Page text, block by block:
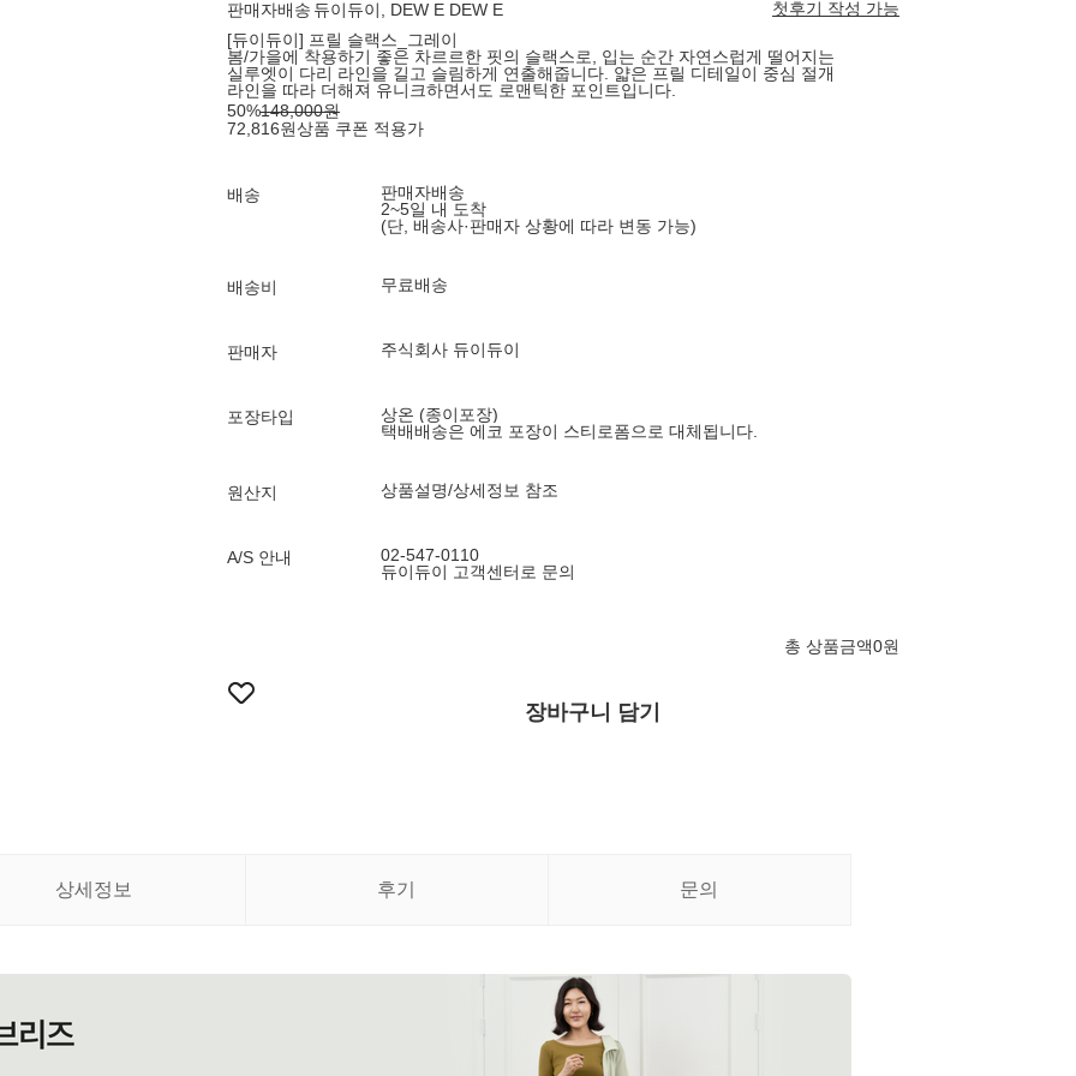
판매자배송 듀이듀이, DEW E DEW E
첫후기 작성 가능
[듀이듀이] 프릴 슬랙스_그레이
봄/가을에 착용하기 좋은 차르르한 핏의 슬랙스로, 입는 순간 자연스럽게 떨어지는
실루엣이 다리 라인을 길고 슬림하게 연출해줍니다. 얇은 프릴 디테일이 중심 절개
라인을 따라 더해져 유니크하면서도 로맨틱한 포인트입니다.
50%148,000원
72,816원상품 쿠폰 적용가
배송
판매자배송
2~5일 내 도착
(단, 배송사·판매자 상황에 따라 변동 가능)
배송비 무료배송
판매자 주식회사 듀이듀이
포장타입
상온 (종이포장)
택배배송은 에코 포장이 스티로폼으로 대체됩니다.
원산지 상품설명/상세정보 참조
A/S 안내
02-547-0110
듀이듀이 고객센터로 문의
총 상품금액0원
장바구니 담기
상세정보 후기 문의